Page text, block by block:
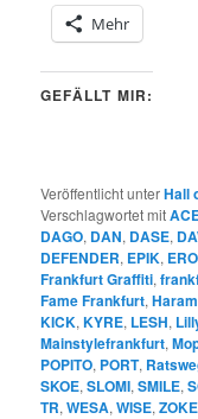
Mehr
GEFÄLLT MIR:
Veröffentlicht unterHall
Verschlagwortet mit
DAGO, DAN, DASE,
DEFENDER, EPIK,
Frankfurt Graffiti,
Fame Frankfurt,Haram
KICK,KYRE, LESH,
Mainstylefrankfurt,
POPITO, PORT,
SKOE,SLOMI,SMILE,
TR,WESA,WISE,ZOKE